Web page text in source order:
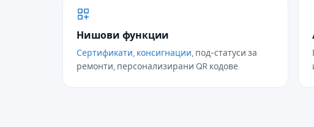
Нишови функции
Сертификати, консигнации, под-статуси за
ремонти, персонализирани QR кодове.